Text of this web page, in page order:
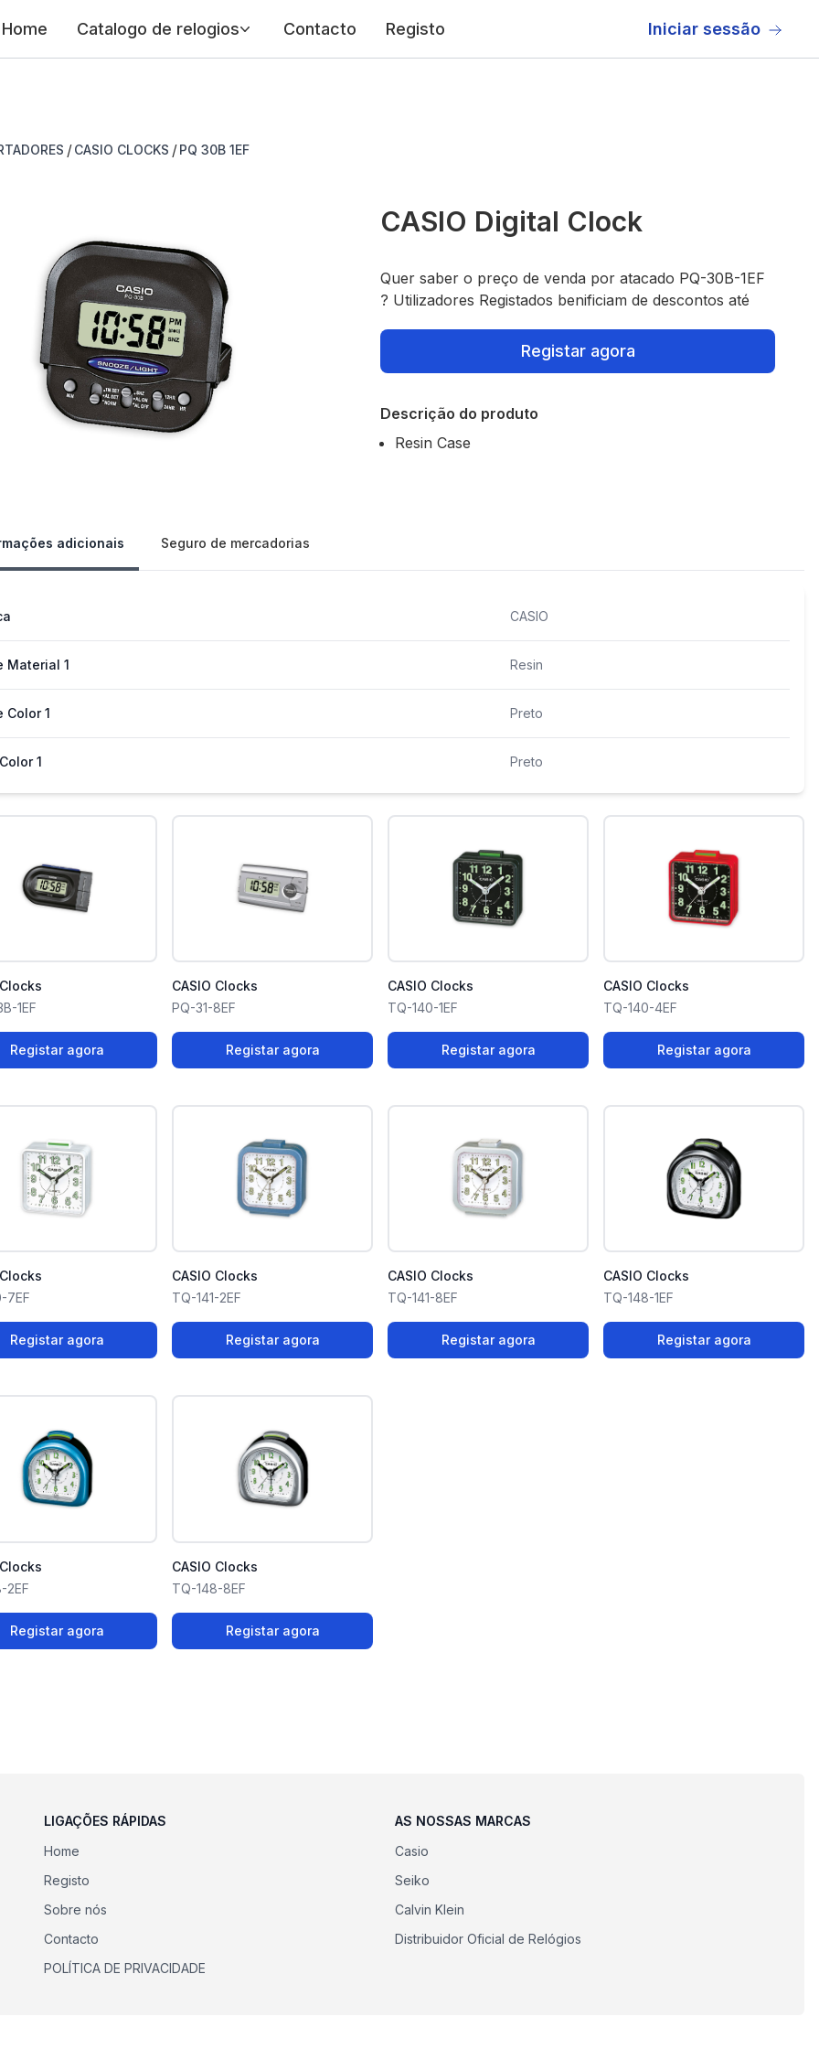
Home Catalogo de relogios Contacto Registo Iniciar sessão
/ CASIO CLOCKS / PQ 30B 1EF
CASIO Digital Clock
Quer saber o preço de venda por atacado PQ-30B-1EF
? Utilizadores Registados benificiam de descontos até
Registar agora
Descrição do produto
Resin Case
adicionais Seguro de mercadorias
CASIO
Material 1 Resin
Color 1 Preto
1 Preto
1EF
Registar agora
CASIO Clocks
PQ-31-8EF
Registar agora
CASIO Clocks
TQ-140-1EF
Registar agora
CASIO Clocks
TQ-140-4EF
Registar agora
7EF
Registar agora
CASIO Clocks
TQ-141-2EF
Registar agora
CASIO Clocks
TQ-141-8EF
Registar agora
CASIO Clocks
TQ-148-1EF
Registar agora
2EF
Registar agora
CASIO Clocks
TQ-148-8EF
Registar agora
LIGAÇÕES RÁPIDAS
Home
Registo
Sobre nós
Contacto
POLÍTICA DE PRIVACIDADE
AS NOSSAS MARCAS
Casio
Seiko
Calvin Klein
Distribuidor Oficial de Relógios